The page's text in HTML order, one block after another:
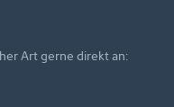
Art gerne direkt an: